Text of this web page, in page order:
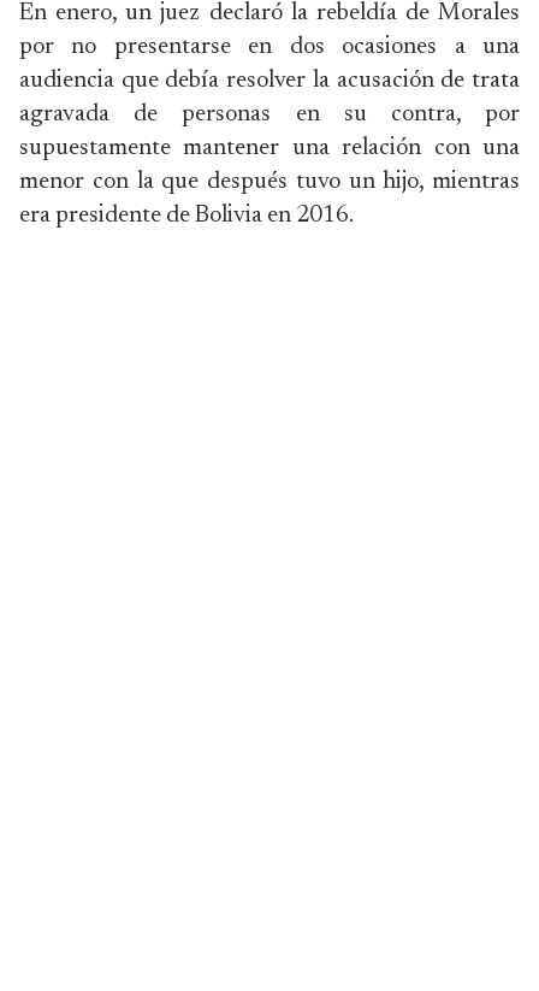
En enero, un juez declaró la rebeldía de Morales
por no presentarse en dos ocasiones a una
audiencia que debía resolver la acusación de trata
agravada de personas en su contra, por
supuestamente mantener una relación con una
menor con la que después tuvo un hijo, mientras
era presidente de Bolivia en 2016.